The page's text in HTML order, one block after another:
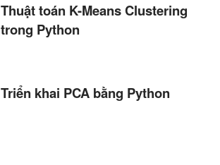
Thuật toán K-Means Clustering
trong Python
Triển khai PCA bằng Python